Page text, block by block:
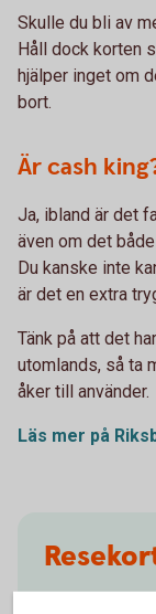
Skulle du bli av
Håll dock korten
hjälper inget om
bort.
Är cash
Ja, ibland är det
även om det
Du kanske inte
är det en extra
Tänk på att det
utomlands, så ta
åker till använder.
Läs mer på